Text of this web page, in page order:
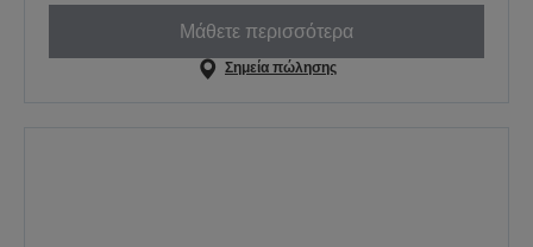
Μάθετε περισσότερα
Σημεία πώλησης